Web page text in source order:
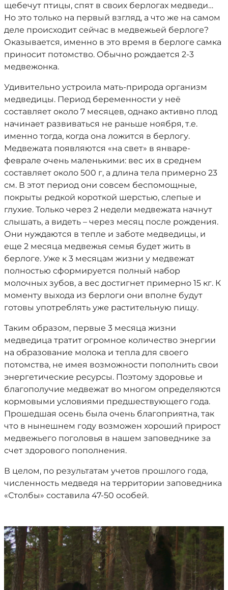
щебечут птицы, спят в своих берлогах медведи…
Но это только на первый взгляд, а что же на самом
деле происходит сейчас в медвежьей берлоге?
Оказывается, именно в это время в берлоге самка
приносит потомство. Обычно рождается 2-3
медвежонка.
Удивительно устроила мать-природа организм
медведицы. Период беременности у неё
составляет около 7 месяцев, однако активно плод
начинает развиваться не раньше ноября, т.е.
именно тогда, когда она ложится в берлогу.
Медвежата появляются «на свет» в январе-
феврале очень маленькими: вес их в среднем
составляет около 500 г, а длина тела примерно 23
см. В этот период они совсем беспомощные,
покрыты редкой короткой шерстью, слепые и
глухие. Только через 2 недели медвежата начнут
слышать, а видеть – через месяц после рождения.
Они нуждаются в тепле и заботе медведицы, и
еще 2 месяца медвежья семья будет жить в
берлоге. Уже к 3 месяцам жизни у медвежат
полностью сформируется полный набор
молочных зубов, а вес достигнет примерно 15 кг. К
моменту выхода из берлоги они вполне будут
готовы употреблять уже растительную пищу.
Таким образом, первые 3 месяца жизни
медведица тратит огромное количество энергии
на образование молока и тепла для своего
потомства, не имея возможности пополнить свои
энергетические ресурсы. Поэтому здоровье и
благополучие медвежат во многом определяются
кормовыми условиями предшествующего года.
Прошедшая осень была очень благоприятна, так
что в нынешнем году возможен хороший прирост
медвежьего поголовья в нашем заповеднике за
счет здорового пополнения.
В целом, по результатам учетов прошлого года,
численность медведя на территории заповедника
«Столбы» составила 47-50 особей.